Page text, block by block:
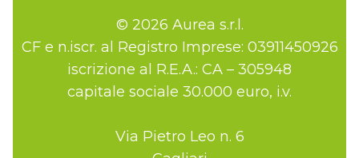
© 2026 Aurea s.r.l.
CF e n.iscr. al Registro Imprese: 03911450926
iscrizione al R.E.A.: CA – 305948
capitale sociale 30.000 euro, i.v.
Via Pietro Leo n. 6